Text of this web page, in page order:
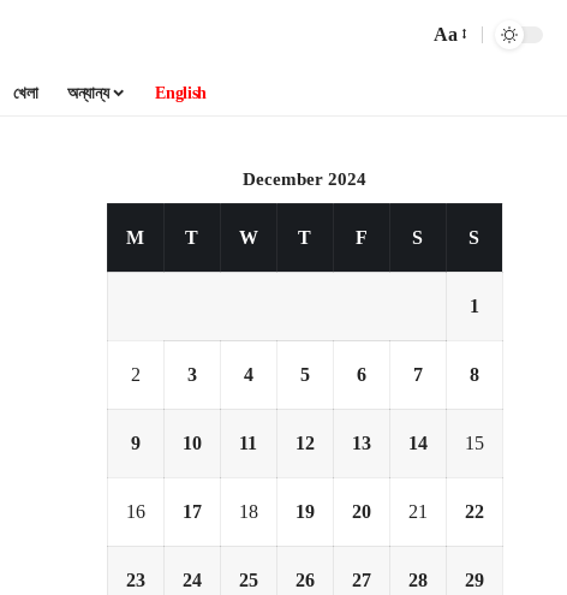
Aa
খেলা অন্যান্য English
December 2024
M T W T F S S
1
2 3 4 5 6 7 8
9 10 11 12 13 14 15
16 17 18 19 20 21 22
23 24 25 26 27 28 29